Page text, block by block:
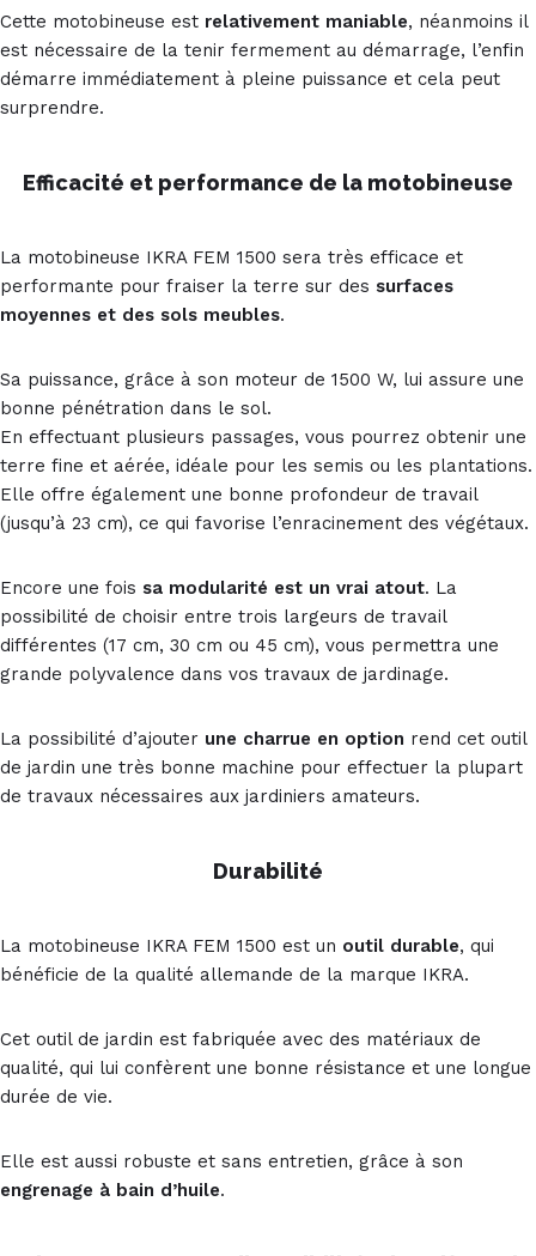
Cette motobineuse est relativement maniable, néanmoins il
est nécessaire de la tenir fermement au démarrage, l’enfin
démarre immédiatement à pleine puissance et cela peut
surprendre.
Efficacité et performance de la motobineuse
La motobineuse IKRA FEM 1500 sera très efficace et
performante pour fraiser la terre sur des surfaces
moyennes et des sols meubles.
Sa puissance, grâce à son moteur de 1500 W, lui assure une
bonne pénétration dans le sol.
En effectuant plusieurs passages, vous pourrez obtenir une
terre fine et aérée, idéale pour les semis ou les plantations.
Elle offre également une bonne profondeur de travail
(jusqu’à 23 cm), ce qui favorise l’enracinement des végétaux.
Encore une fois sa modularité est un vrai atout. La
possibilité de choisir entre trois largeurs de travail
différentes (17 cm, 30 cm ou 45 cm), vous permettra une
grande polyvalence dans vos travaux de jardinage.
La possibilité d’ajouter une charrue en option rend cet outil
de jardin une très bonne machine pour effectuer la plupart
de travaux nécessaires aux jardiniers amateurs.
Durabilité
La motobineuse IKRA FEM 1500 est un outil durable, qui
bénéficie de la qualité allemande de la marque IKRA.
Cet outil de jardin est fabriquée avec des matériaux de
qualité, qui lui confèrent une bonne résistance et une longue
durée de vie.
Elle est aussi robuste et sans entretien, grâce à son
engrenage à bain d’huile.